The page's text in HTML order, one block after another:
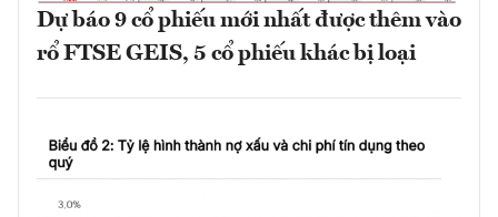
Dự báo 9 cổ phiếu mới nhất được thêm vào
rổ FTSE GEIS, 5 cổ phiếu khác bị loại